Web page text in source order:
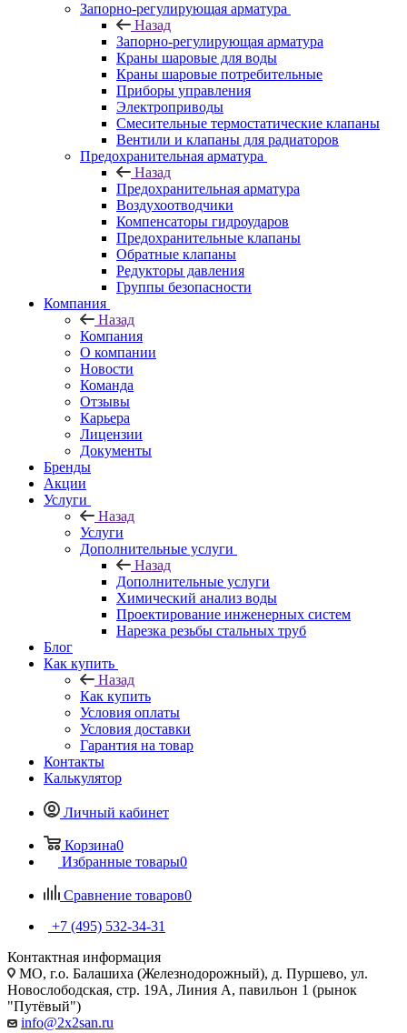
Запорно-регулирующая арматура
Назад
Запорно-регулирующая арматура
Краны шаровые для воды
Краны шаровые потребительные
Приборы управления
Электроприводы
Смесительные термостатические клапаны
Вентили и клапаны для радиаторов
Предохранительная арматура
Назад
Предохранительная арматура
Воздухоотводчики
Компенсаторы гидроударов
Предохранительные клапаны
Обратные клапаны
Редукторы давления
Группы безопасности
Компания
Назад
Компания
О компании
Новости
Команда
Отзывы
Карьера
Лицензии
Документы
Бренды
Акции
Услуги
Назад
Услуги
Дополнительные услуги
Назад
Дополнительные услуги
Химический анализ воды
Проектирование инженерных систем
Нарезка резьбы стальных труб
Блог
Как купить
Назад
Как купить
Условия оплаты
Условия доставки
Гарантия на товар
Контакты
Калькулятор
Личный кабинет
Корзина0
Избранные товары0
Сравнение товаров0
+7 (495) 532‑34‑31
Контактная информация
МО, г.о. Балашиха (Железнодорожный), д. Пуршево, ул.
Новослободская, стр. 19А, Линия А, павильон 1 (рынок
"Путёвый")
info@2x2san.ru